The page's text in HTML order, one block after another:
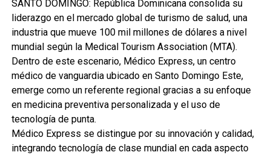
SANTO DOMINGO: República Dominicana consolida su
liderazgo en el mercado global de turismo de salud, una
industria que mueve 100 mil millones de dólares a nivel
mundial según la Medical Tourism Association (MTA).
Dentro de este escenario, Médico Express, un centro
médico de vanguardia ubicado en Santo Domingo Este,
emerge como un referente regional gracias a su enfoque
en medicina preventiva personalizada y el uso de
tecnología de punta.
Médico Express se distingue por su innovación y calidad,
integrando tecnología de clase mundial en cada aspecto